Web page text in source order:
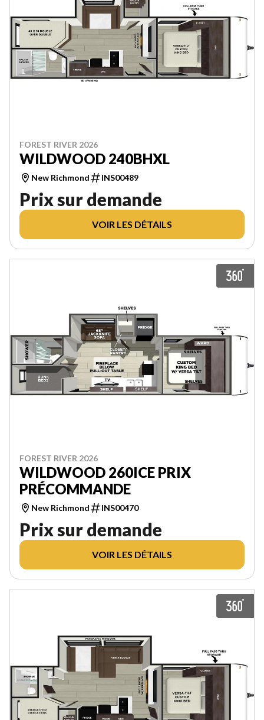
FOREST RIVER 2026
WILDWOOD 240BHXL
New Richmond INS00489
Prix sur demande
VOIR LES DÉTAILS
FOREST RIVER 2026
WILDWOOD 260ICE PRIX
PRÉCOMMANDE
New Richmond INS00470
Prix sur demande
VOIR LES DÉTAILS